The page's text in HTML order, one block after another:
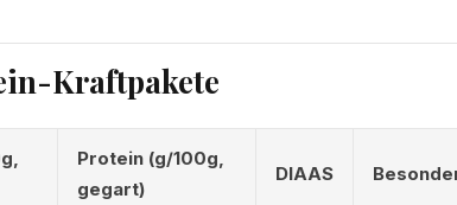
Kraftpakete
Protein (g/100g,
gegart)
DIAAS